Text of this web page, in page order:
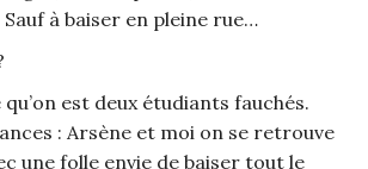
à baiser en pleine rue…
est deux étudiants fauchés.
: Arsène et moi on se retrouve
une folle envie de baiser tout le